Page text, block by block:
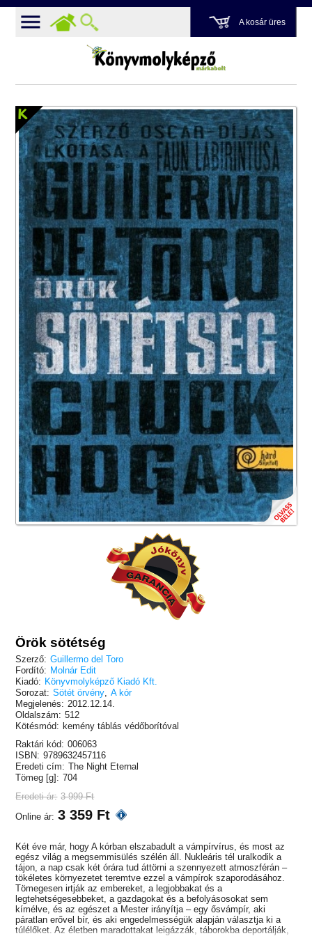
A kosár üres
Örök sötétség
Szerző: Guillermo del Toro
Fordító: Molnár Edit
Kiadó: Könyvmolyképző Kiadó Kft.
Sorozat: Sötét örvény, A kór
Megjelenés: 2012.12.14.
Oldalszám: 512
Kötésmód: kemény táblás védőborítóval
Raktári kód: 006063
ISBN: 9789632457116
Eredeti cím: The Night Eternal
Tömeg [g]: 704
Eredeti ár: 3 999 Ft
Online ár: 3 359 Ft
Két éve már, hogy A kórban elszabadult a vámpírvírus, és most az
egész világ a megsemmisülés szélén áll. Nukleáris tél uralkodik a
tájon, a nap csak két órára tud áttörni a szennyezett atmoszférán –
tökéletes környezetet teremtve ezzel a vámpírok szaporodásához.
Tömegesen irtják az embereket, a legjobbakat és a
legtehetségesebbeket, a gazdagokat és a befolyásosokat sem
kímélve, és az egészet a Mester irányítja – egy ősvámpír, aki
páratlan erővel bír, és aki engedelmességük alapján választja ki a
túlélőket. Az életben maradottakat leigázzák, táborokba deportálják,